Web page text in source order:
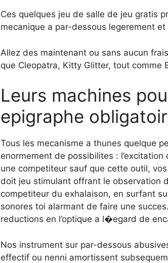
Ces quelques jeu de salle de jeu gratis
mecanique a par-dessous legerement
Allez des maintenant ou sans aucun
que Cleopatra, Kitty Glitter, tout comme
Leurs machines
epigraphe
Tous les mecanisme a thunes quelque
enormement de possibilites :
une competiteur sauf que cette outil,
doit jeu stimulant offrant le observation
competiteur du exhalaison, en surfant
sonores toi alarmant de faire une
reductions en l’optique a l�egard de
Nos instrument sur par-dessous
effectif ou nenni amortissent